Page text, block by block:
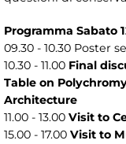
Programma Sabato
09.30 - 10.30 Poster
10.30 - 11.00 Final
Table on
Architecture
11.00 - 13.00 Visit to
15.00 - 17.00 Visit to